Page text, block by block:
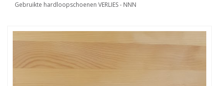
Gebruikte hardloopschoenen VERLIES - NNN